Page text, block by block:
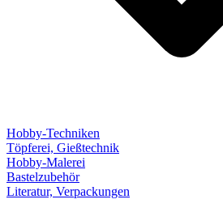
Hobby-Techniken
Töpferei, Gießtechnik
Hobby-Malerei
Bastelzubehör
Literatur, Verpackungen